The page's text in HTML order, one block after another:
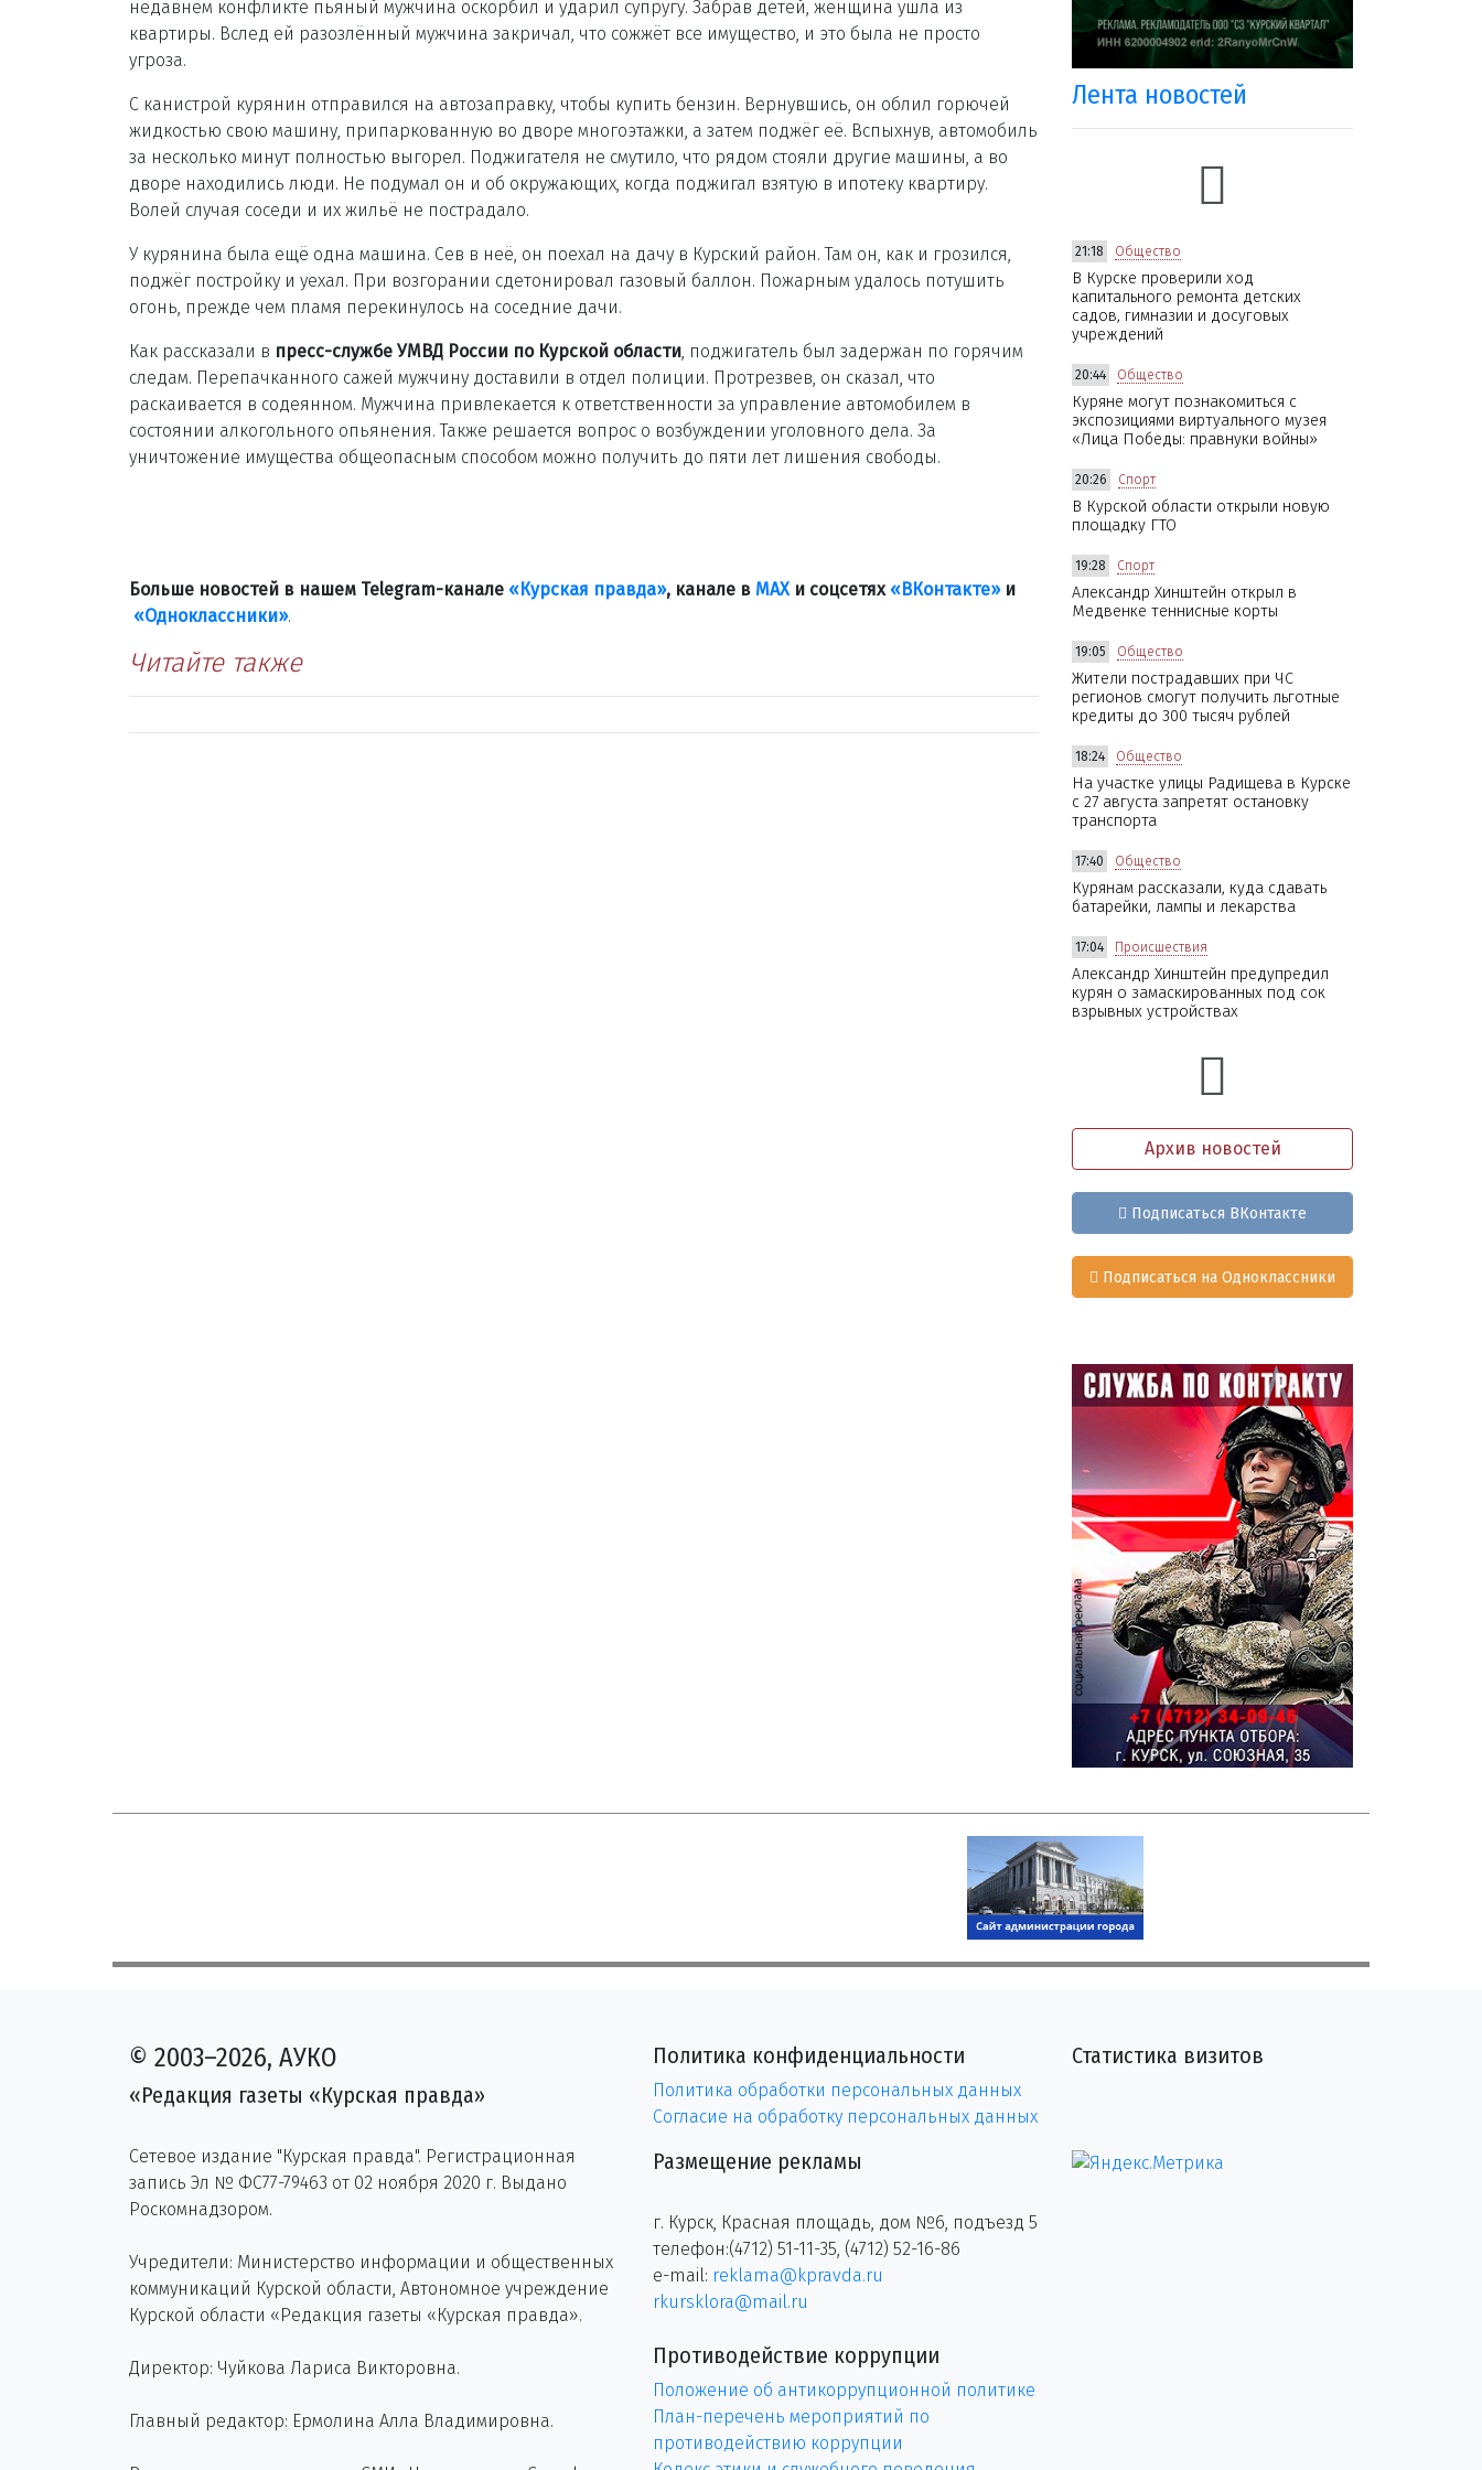
недавнем конфликте пьяный мужчина оскорбил и ударил супругу. Забрав детей, женщина ушла из
квартиры. Вслед ей разозлённый мужчина закричал, что сожжёт все имущество, и это была не просто
угроза.
С канистрой курянин отправился на автозаправку, чтобы купить бензин. Вернувшись, он облил горючей
жидкостью свою машину, припаркованную во дворе многоэтажки, а затем поджёг её. Вспыхнув, автомобиль
за несколько минут полностью выгорел. Поджигателя не смутило, что рядом стояли другие машины, а во
дворе находились люди. Не подумал он и об окружающих, когда поджигал взятую в ипотеку квартиру.
Волей случая соседи и их жильё не пострадало.
У курянина была ещё одна машина. Сев в неё, он поехал на дачу в Курский район. Там он, как и грозился,
поджёг постройку и уехал. При возгорании сдетонировал газовый баллон. Пожарным удалось потушить
огонь, прежде чем пламя перекинулось на соседние дачи.
Как рассказали в пресс-службе УМВД России по Курской области, поджигатель был задержан по горячим
следам. Перепачканного сажей мужчину доставили в отдел полиции. Протрезвев, он сказал, что
раскаивается в содеянном. Мужчина привлекается к ответственности за управление автомобилем в
состоянии алкогольного опьянения. Также решается вопрос о возбуждении уголовного дела. За
уничтожение имущества общеопасным способом можно получить до пяти лет лишения свободы.
Больше новостей в нашем Telegram-канале «Курская правда», канале в МАХи соцсетях «ВКонтакте»и
«Одноклассники».
Читайте также
Лента новостей
21:18 Общество
В Курске проверили ход
капитального ремонта детских
садов, гимназии и досуговых
учреждений
20:44 Общество
Куряне могут познакомиться с
экспозициями виртуального музея
«Лица Победы: правнуки войны»
20:26 Спорт
В Курской области открыли новую
площадку ГТО
19:28 Спорт
Александр Хинштейн открыл в
Медвенке теннисные корты
19:05 Общество
Жители пострадавших при ЧС
регионов смогут получить льготные
кредиты до 300 тысяч рублей
18:24 Общество
На участке улицы Радищева в Курске
с 27 августа запретят остановку
транспорта
17:40 Общество
Курянам рассказали, куда сдавать
батарейки, лампы и лекарства
17:04 Происшествия
Александр Хинштейн предупредил
курян о замаскированных под сок
взрывных устройствах
Архив новостей
Подписаться ВКонтакте
Подписаться на Одноклассники
© 2003–2026, АУКО
«Редакция газеты «Курская правда»
Сетевое издание "Курская правда". Регистрационная
запись Эл № ФС77-79463 от 02 ноября 2020 г. Выдано
Роскомнадзором.
Учредители: Министерство информации и общественных
коммуникаций Курской области, Автономное учреждение
Курской области «Редакция газеты «Курская правда».
Директор: Чуйкова Лариса Викторовна.
Главный редактор: Ермолина Алла Владимировна.
Политика конфиденциальности
Политика обработки персональных данных
Согласие на обработку персональных данных
Размещение рекламы
г. Курск, Красная площадь, дом №6, подъезд 5
телефон:(4712) 51-11-35, (4712) 52-16-86
e-mail: reklama@kpravda.ru
rkursklora@mail.ru
Противодействие коррупции
Положение об антикоррупционной политике
План-перечень мероприятий по
противодействию коррупции
Статистика визитов